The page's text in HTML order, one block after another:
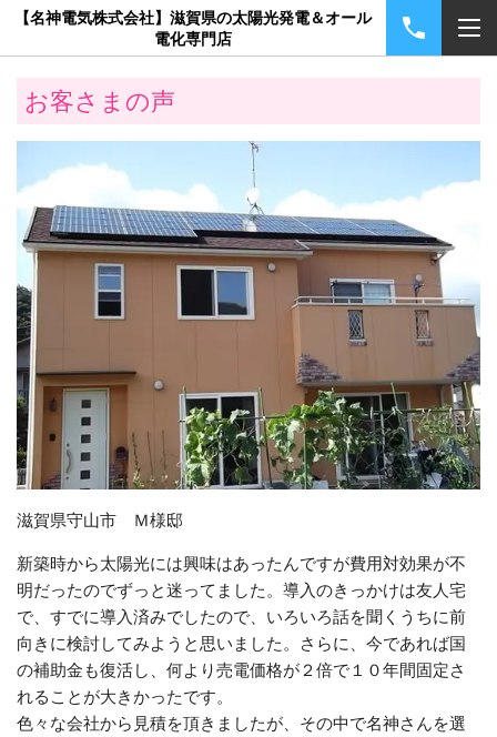
【名神電気株式会社】滋賀県の太陽光発電＆オール
電化専門店
お客さまの声
滋賀県守山市 Ｍ様邸
新築時から太陽光には興味はあったんですが費用対効果が不
明だったのでずっと迷ってました。導入のきっかけは友人宅
で、すでに導入済みでしたので、いろいろ話を聞くうちに前
向きに検討してみようと思いました。さらに、今であれば国
の補助金も復活し、何より売電価格が２倍で１０年間固定さ
れることが大きかったです。
色々な会社から見積を頂きましたが、その中で名神さんを選